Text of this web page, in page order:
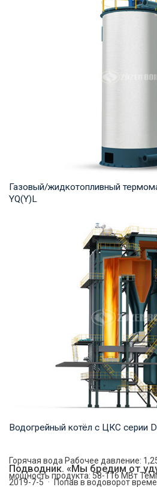
Газовый/жидкотопливный
YQ(Y)L
мощность продукта: 7,000-29,000 кВт
Водогрейный котёл с ЦКС серии
Горячая вода Рабочее давление:
мощность продукта: 58-116 МВт
Подводник. «Мы бредим от
2019-7-5 · Попав в водоворот